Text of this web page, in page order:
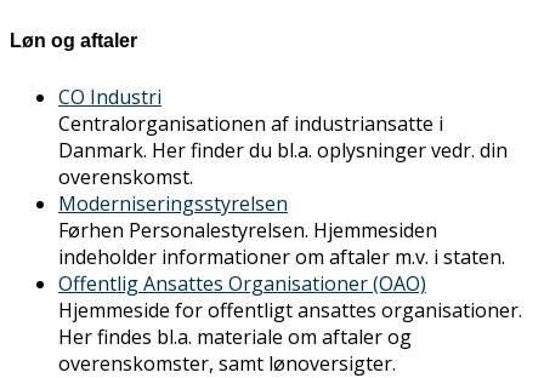
Løn og aftaler
CO Industri
Centralorganisationen af industriansatte i
Danmark. Her finder du bl.a. oplysninger vedr. din
overenskomst.
Moderniseringsstyrelsen
Førhen Personalestyrelsen. Hjemmesiden
indeholder informationer om aftaler m.v. i staten.
Offentlig Ansattes Organisationer (OAO)
Hjemmeside for offentligt ansattes organisationer.
Her findes bl.a. materiale om aftaler og
overenskomster, samt lønoversigter.